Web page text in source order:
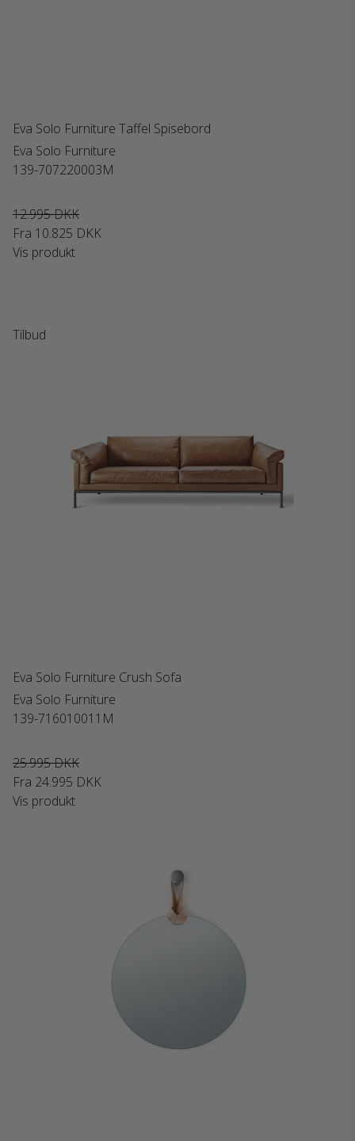
Eva Solo Furniture Taffel Spisebord
Eva Solo Furniture
139-707220003M
12.995 DKK
Fra 10.825 DKK
Vis produkt
Tilbud
Eva Solo Furniture Crush Sofa
Eva Solo Furniture
139-716010011M
25.995 DKK
Fra 24.995 DKK
Vis produkt